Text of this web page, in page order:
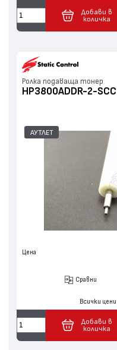
Добави в
количка
Ролка подаваща тонер
HP3800ADDR-2-SCC
АУТЛЕТ
Цена
Сравни
Всички
Добави в
количка